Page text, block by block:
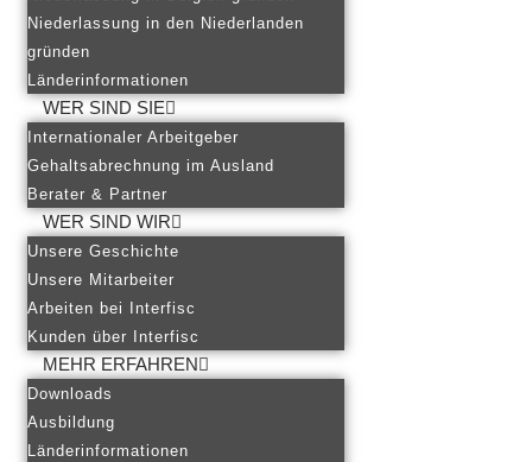
Niederlassung in den Niederlanden
gründen
Länderinformationen
WER SIND SIE
Internationaler Arbeitgeber
Gehaltsabrechnung im Ausland
Berater & Partner
WER SIND WIR
Unsere Geschichte
Unsere Mitarbeiter
Arbeiten bei Interfisc
Kunden über Interfisc
MEHR ERFAHREN
Downloads
Ausbildung
Länderinformationen